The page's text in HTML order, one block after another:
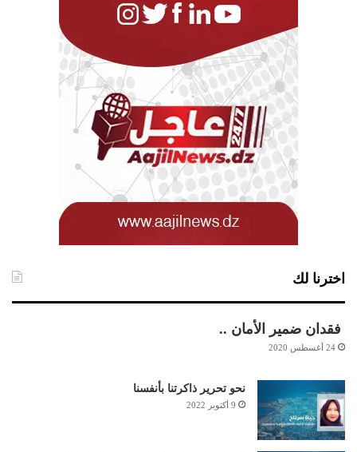
اخترنا لك
فقدان ضمير الأمان ..
24 أغسطس 2020
نحو تحرير ذاكرتنا بأنفسنا
9 أكتوبر 2022